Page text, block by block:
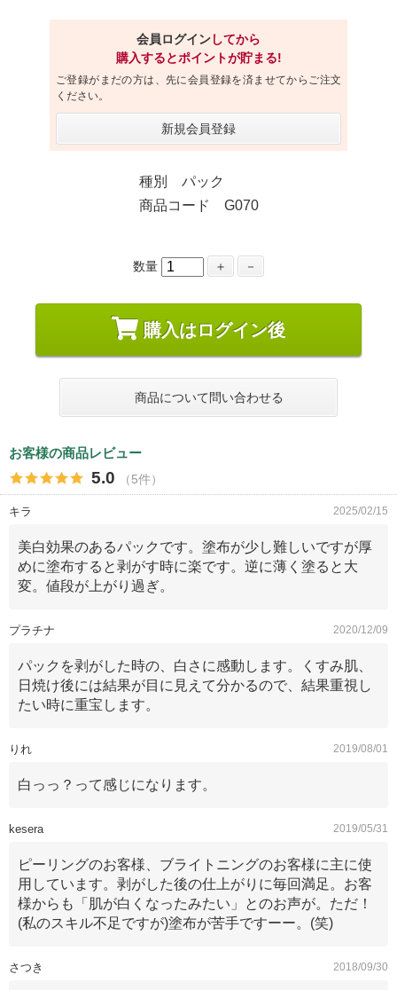
会員ログインしてから
購入するとポイントが貯まる!
ご登録がまだの方は、先に会員登録を済ませてからご注文
ください。
新規会員登録
種別 パック
商品コード G070
数量 ＋ －
購入はログイン後
商品について問い合わせる
お客様の商品レビュー
5.0 （5件）
キラ 2025/02/15
美白効果のあるパックです。塗布が少し難しいですが厚
めに塗布すると剥がす時に楽です。逆に薄く塗ると大
変。値段が上がり過ぎ。
プラチナ 2020/12/09
パックを剥がした時の、白さに感動します。くすみ肌、
日焼け後には結果が目に見えて分かるので、結果重視し
たい時に重宝します。
りれ 2019/08/01
白っっ？って感じになります。
kesera 2019/05/31
ピーリングのお客様、ブライトニングのお客様に主に使
用しています。剥がした後の仕上がりに毎回満足。お客
様からも「肌が白くなったみたい」とのお声が。ただ！
(私のスキル不足ですが)塗布が苦手ですーー。(笑)
さつき 2018/09/30